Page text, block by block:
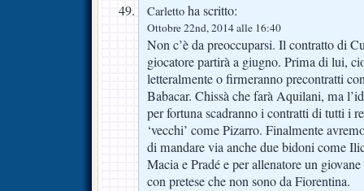
Carletto ha scritto:
Ottobre 22nd, 2014 alle 16:40
Non c’è da preoccuparsi. Il contratto di
giocatore partirà a giugno. Prima di lui,
letteralmente o firmeranno precontratti
Babacar. Chissà che farà Aquilani, ma
per fortuna scadranno i contratti di tutti i
‘vecchi’ come Pizarro. Finalmente
di mandare via anche due bidoni come
Macia e Pradé e per allenatore un
con pretese che non sono da Fiorentina.